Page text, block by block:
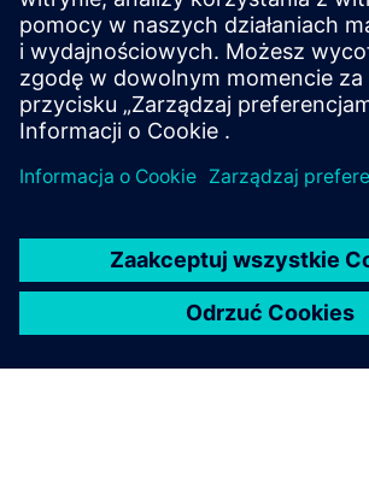
simulation toolset for designing,
operating thermo-fluid systems.